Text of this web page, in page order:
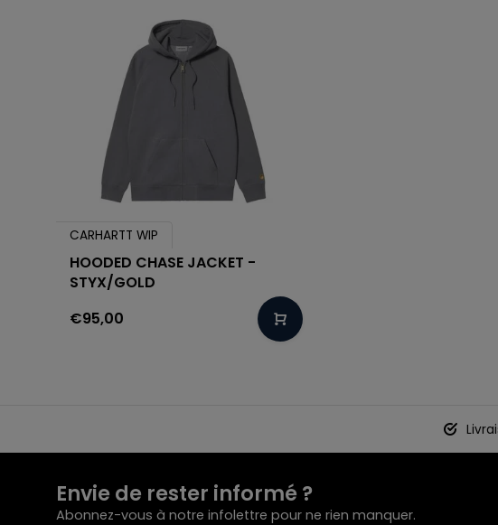
CARHARTT WIP
HOODED CHASE JACKET -
STYX/GOLD
€95,00
Envie de rester informé ?
Abonnez-vous à notre infolettre pour ne rien manquer.